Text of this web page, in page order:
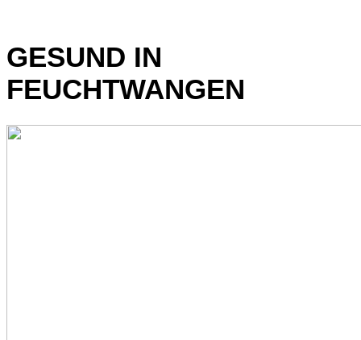
GESUND IN
FEUCHTWANGEN